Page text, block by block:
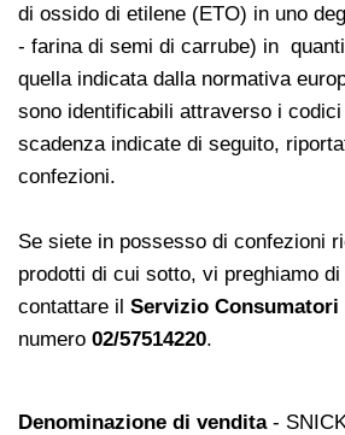
di ossido di etilene (ETO) in uno
- farina di semi di carrube) in
quella indicata dalla normativa
sono identificabili attraverso i
scadenza indicate di seguito,
confezioni.
Se siete in possesso di confezioni
prodotti di cui sotto, vi preghiamo
contattare il Servizio Consumatori
numero 02/57514220.
Denominazione di vendita-